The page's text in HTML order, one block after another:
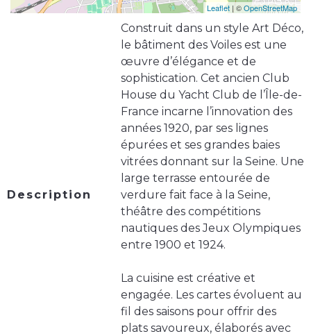
Leaflet | ©OpenStreetMap
Description
Construit dans un style Art Déco,
le bâtiment des Voiles est une
œuvre d’élégance et de
sophistication. Cet ancien Club
House du Yacht Club de l’Île-de-
France incarne l’innovation des
années 1920, par ses lignes
épurées et ses grandes baies
vitrées donnant sur la Seine. Une
large terrasse entourée de
verdure fait face à la Seine,
théâtre des compétitions
nautiques des Jeux Olympiques
entre 1900 et 1924.
La cuisine est créative et
engagée. Les cartes évoluent au
fil des saisons pour offrir des
plats savoureux, élaborés avec